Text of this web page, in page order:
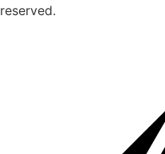
reserved.